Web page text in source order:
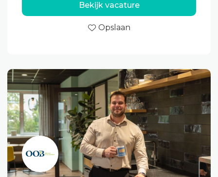
Bekijk vacature
Opslaan